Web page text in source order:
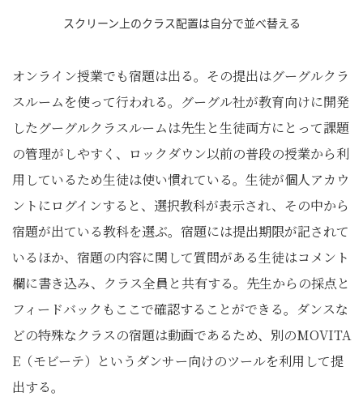
スクリーン上のクラス配置は自分で並べ替える
オンライン授業でも宿題は出る。その提出はグーグルクラ
スルームを使って行われる。グーグル社が教育向けに開発
したグーグルクラスルームは先生と生徒両方にとって課題
の管理がしやすく、ロックダウン以前の普段の授業から利
用しているため生徒は使い慣れている。生徒が個人アカウ
ントにログインすると、選択教科が表示され、その中から
宿題が出ている教科を選ぶ。宿題には提出期限が記されて
いるほか、宿題の内容に関して質問がある生徒はコメント
欄に書き込み、クラス全員と共有する。先生からの採点と
フィードバックもここで確認することができる。ダンスな
どの特殊なクラスの宿題は動画であるため、別のMOVITA
E（モビーテ）というダンサー向けのツールを利用して提
出する。